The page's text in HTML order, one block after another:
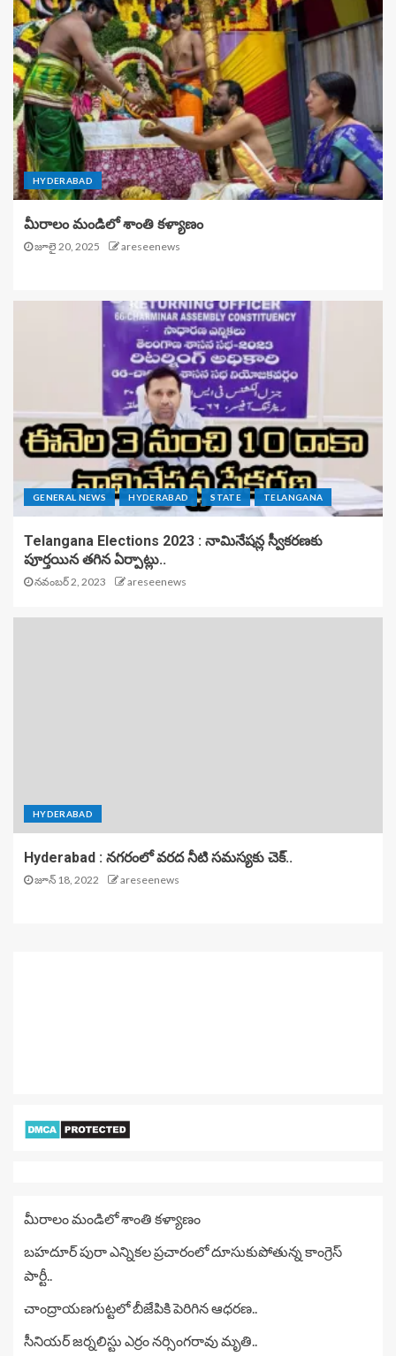
HYDERABAD
మీరాలం మండిలో శాంతి కళ్యాణం
జూలై 20, 2025 areseenews
GENERAL NEWS HYDERABAD STATE TELANGANA
Telangana Elections 2023 : నామినేషన్ల స్వీకరణకు
పూర్తయిన తగిన ఏర్పాట్లు..
నవంబర్ 2, 2023 areseenews
HYDERABAD
Hyderabad : నగరంలో వరద నీటి సమస్యకు చెక్..
జూన్ 18, 2022 areseenews
మీరాలం మండిలో శాంతి కళ్యాణం
బహదూర్ పురా ఎన్నికల ప్రచారంలో దూసుకుపోతున్న కాంగ్రెస్
పార్టీ..
చాంద్రాయణగుట్టలో బీజేపికి పెరిగిన ఆధరణ..
సీనియర్ జర్నలిస్టు ఎర్రం నర్సింగరావు మృతి..